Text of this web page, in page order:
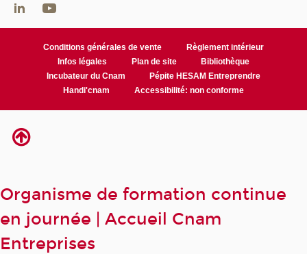
Conditions générales de vente
Règlement intérieur
Infos légales
Plan de site
Bibliothèque
Incubateur du Cnam
Pépite HESAM Entreprendre
Handi'cnam
Accessibilité: non conforme
Organisme de formation continue
en journée | Accueil Cnam
Entreprises